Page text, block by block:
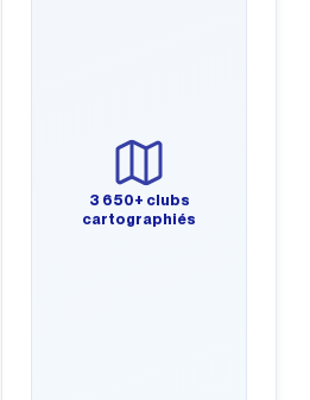
3 650+ clubs
cartographiés